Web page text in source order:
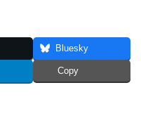
Bluesky
Copy